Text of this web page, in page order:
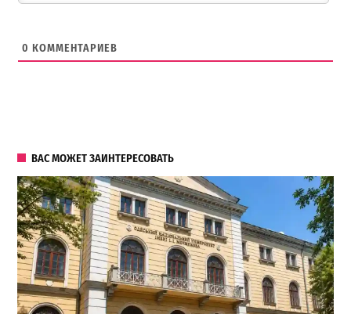
0 КОММЕНТАРИЕВ
ВАС МОЖЕТ ЗАИНТЕРЕСОВАТЬ